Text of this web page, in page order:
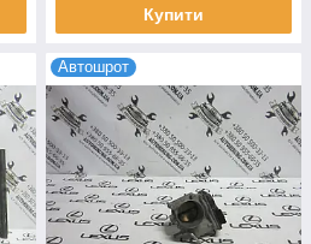
Купити
Автошрот